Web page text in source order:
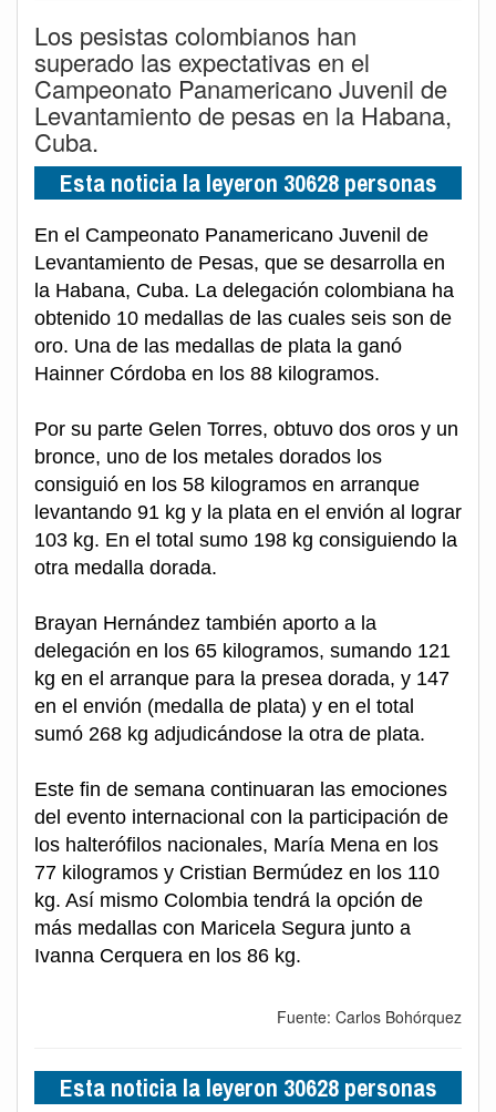
Los pesistas colombianos han
superado las expectativas en el
Campeonato Panamericano Juvenil de
Levantamiento de pesas en la Habana,
Cuba.
Esta noticia la leyeron 30628 personas
En el Campeonato Panamericano Juvenil de
Levantamiento de Pesas, que se desarrolla en
la Habana, Cuba. La delegación colombiana ha
obtenido 10 medallas de las cuales seis son de
oro. Una de las medallas de plata la ganó
Hainner Córdoba en los 88 kilogramos.
Por su parte Gelen Torres, obtuvo dos oros y un
bronce, uno de los metales dorados los
consiguió en los 58 kilogramos en arranque
levantando 91 kg y la plata en el envión al lograr
103 kg. En el total sumo 198 kg consiguiendo la
otra medalla dorada.
Brayan Hernández también aporto a la
delegación en los 65 kilogramos, sumando 121
kg en el arranque para la presea dorada, y 147
en el envión (medalla de plata) y en el total
sumó 268 kg adjudicándose la otra de plata.
Este fin de semana continuaran las emociones
del evento internacional con la participación de
los halterófilos nacionales, María Mena en los
77 kilogramos y Cristian Bermúdez en los 110
kg. Así mismo Colombia tendrá la opción de
más medallas con Maricela Segura junto a
Ivanna Cerquera en los 86 kg.
Fuente: Carlos Bohórquez
Esta noticia la leyeron 30628 personas